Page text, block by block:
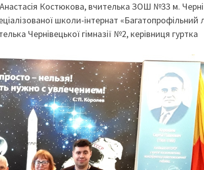
Костюкова, вчителька ЗОШ №33 м.
школи-інтернат «Багатопрофільний
Чернівецької гімназії №2, керівниця гуртка